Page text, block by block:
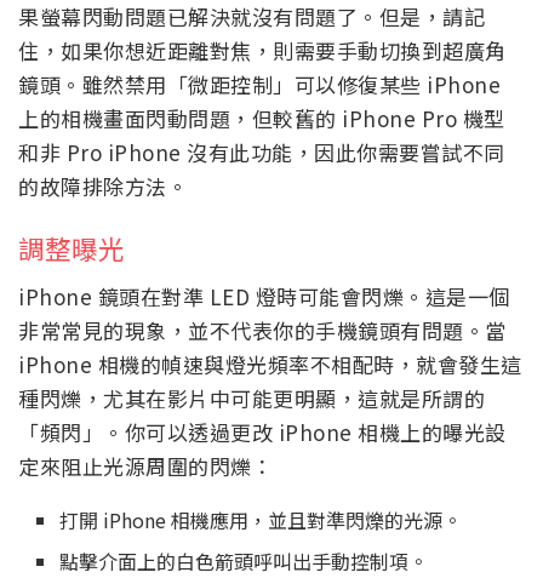
果螢幕閃動問題已解決就沒有問題了。但是，請記
住，如果你想近距離對焦，則需要手動切換到超廣角
鏡頭。雖然禁用「微距控制」可以修復某些 iPhone
上的相機畫面閃動問題，但較舊的 iPhone Pro 機型
和非 Pro iPhone 沒有此功能，因此你需要嘗試不同
的故障排除方法。
調整曝光
iPhone 鏡頭在對準 LED 燈時可能會閃爍。這是一個
非常常見的現象，並不代表你的手機鏡頭有問題。當
iPhone 相機的幀速與燈光頻率不相配時，就會發生這
種閃爍，尤其在影片中可能更明顯，這就是所謂的
「頻閃」。你可以透過更改 iPhone 相機上的曝光設
定來阻止光源周圍的閃爍：
打開 iPhone 相機應用，並且對準閃爍的光源。
點擊介面上的白色箭頭呼叫出手動控制項。